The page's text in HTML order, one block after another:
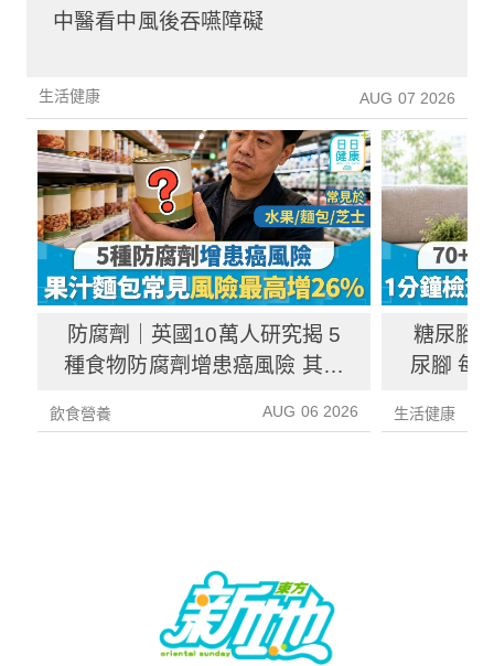
中醫看中風後吞嚥障礙
生活健康 AUG 07 2026
防腐劑｜英國10萬人研究揭 5
種食物防腐劑增患癌風險 其中
飲食營養 AUG 06 2026
糖尿腳
尿腳 每
生活健康